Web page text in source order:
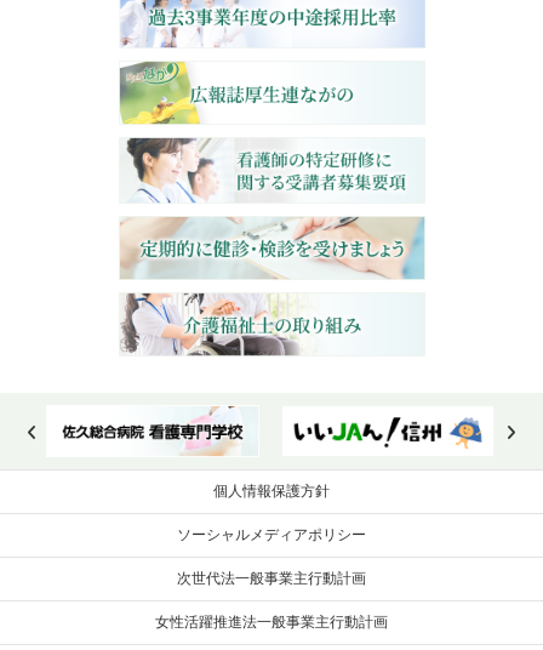
個人情報保護方針
ソーシャルメディアポリシー
次世代法一般事業主行動計画
女性活躍推進法一般事業主行動計画